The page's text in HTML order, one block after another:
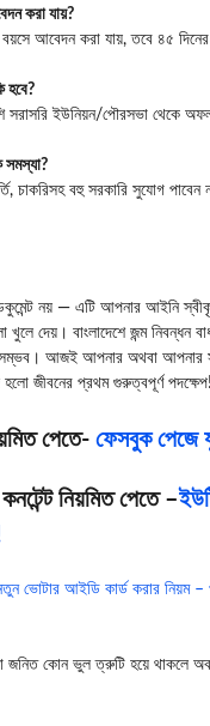
করা যায়?
আবেদন করা যায়, তবে ৪৫
হবে?
সরাসরি ইউনিয়ন/পৌরসভা থেকে
সমস্যা?
চাকরিসহ বহু সরকারি সুযোগ পাবেন
নয় — এটি আপনার আইনি
খুলে দেয়। বাংলাদেশে জন্ম নিবন্ধন
আজই আপনার অথবা আপনার
জীবনের প্রথম গুরুত্বপূর্ণ পদক্ষেপ!
পেতে- ফেসবুক পেজে
নিয়মিত পেতে –
ভোটার আইডি কার্ড করার নিয়ম –
কোন ভুল ত্রুটি হয়ে থাকলে